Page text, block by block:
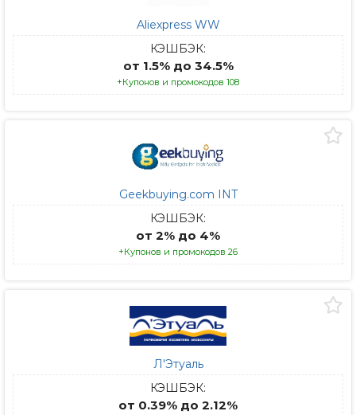
Aliexpress WW
КЭШБЭК:
от 1.5% до 34.5%
+Купонов и промокодов 108
Geekbuying.com INT
КЭШБЭК:
от 2% до 4%
+Купонов и промокодов 26
Л'Этуаль
КЭШБЭК:
от 0.39% до 2.12%